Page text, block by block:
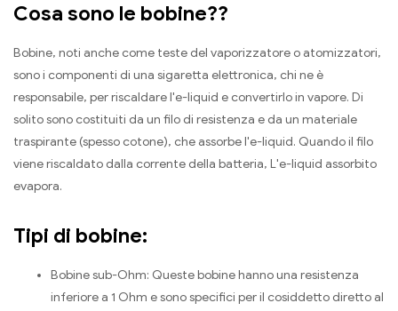
Cosa sono le bobine??
Bobine, noti anche come teste del vaporizzatore o atomizzatori,
sono i componenti di una sigaretta elettronica, chi ne è
responsabile, per riscaldare l'e-liquid e convertirlo in vapore. Di
solito sono costituiti da un filo di resistenza e da un materiale
traspirante (spesso cotone), che assorbe l'e-liquid. Quando il filo
viene riscaldato dalla corrente della batteria, L'e-liquid assorbito
evapora.
Tipi di bobine:
Bobine sub-Ohm: Queste bobine hanno una resistenza
inferiore a 1 Ohm e sono specifici per il cosiddetto diretto al